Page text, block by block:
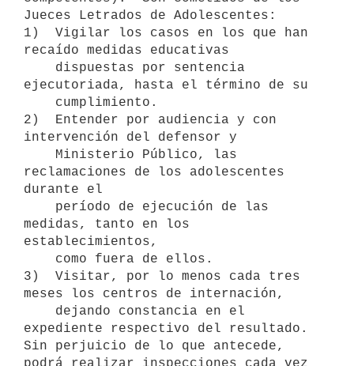
Jueces Letrados de Adolescentes:
1)  Vigilar los casos en los que han
recaído medidas educativas
ejecutoriada, hasta el término de su
2)  Entender por audiencia y con
intervención del defensor y
reclamaciones de los adolescentes
durante el
medidas, tanto en los
establecimientos,
3)  Visitar, por lo menos cada tres
meses los centros de internación,
expediente respectivo del resultado.
Sin perjuicio de lo que antecede,